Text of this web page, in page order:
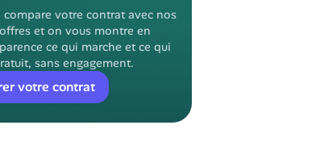
compare votre contrat avec nos
et on vous montre en
ce qui marche et ce qui
sans engagement.
votre contrat